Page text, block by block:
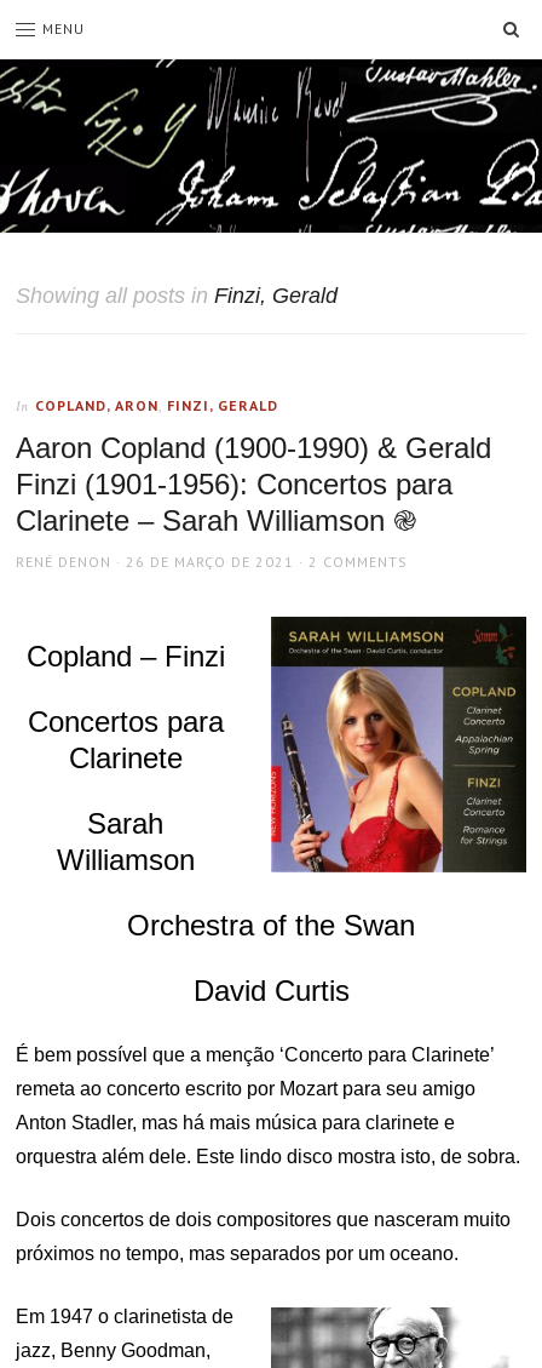
MENU
Showing all posts inFinzi, Gerald
In COPLAND, ARON, FINZI, GERALD
Aaron Copland (1900-1990) & Gerald
Finzi (1901-1956): Concertos para
Clarinete – Sarah Williamson ֎
AUTHOR
RENÉ DENON
POSTED
26 DE MARÇO DE 2021 2 COMMENTS
Copland – Finzi
Concertos para
Clarinete
Sarah
Williamson
Orchestra of the Swan
David Curtis
É bem possível que a menção ‘Concerto para Clarinete’
remeta ao concerto escrito por Mozart para seu amigo
Anton Stadler, mas há mais música para clarinete e
orquestra além dele. Este lindo disco mostra isto, de sobra.
Dois concertos de dois compositores que nasceram muito
próximos no tempo, mas separados por um oceano.
Em 1947 o clarinetista de
jazz, Benny Goodman,